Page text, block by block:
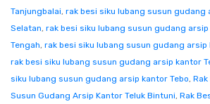
Tanjungbalai, rak besi siku lubang susun gudang
Selatan, rak besi siku lubang susun gudang arsip
Tengah, rak besi siku lubang susun gudang arsip
rak besi siku lubang susun gudang arsip kantor
siku lubang susun gudang arsip kantor Tebo,
Susun Gudang Arsip Kantor Teluk Bintuni, Rak